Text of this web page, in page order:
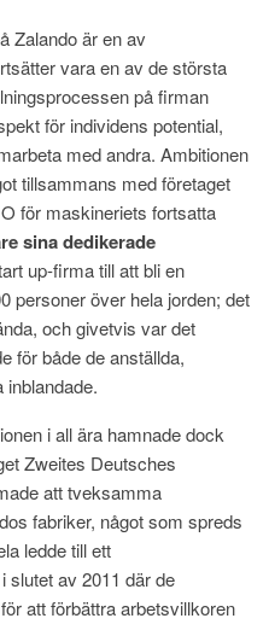
Zalando är en av
vara en av de största
på firman
för individens potential,
med andra. Ambitionen
tillsammans med företaget
för maskineriets fortsatta
sina dedikerade
up-firma till att bli en
personer över hela jorden; det
och givetvis var det
för både de anställda,
inblandade.
i all ära hamnade dock
Zweites Deutsches
att tveksamma
fabriker, något som spreds
ledde till ett
slutet av 2011 där de
att förbättra arbetsvillkoren